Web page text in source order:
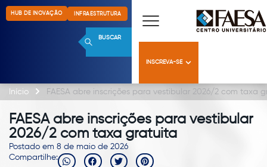
HUB DE INOVAÇÃO INFRAESTRUTURA
BUSCAR
INSCREVA-SE
Início FAESA abre inscrições para vestibular 2026/2 com taxa
FAESA abre inscrições para vestibular
2026/2 com taxa gratuita
Postado em 8 de maio de 2026
Compartilhe: